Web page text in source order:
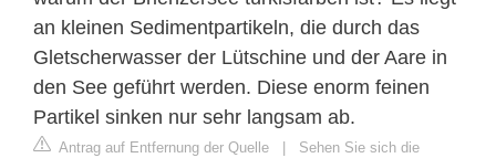
an kleinen Sedimentpartikeln, die durch das
Gletscherwasser der Lütschine und der Aare in
den See geführt werden. Diese enorm feinen
Partikel sinken nur sehr langsam ab.
Antrag auf Entfernung der Quelle
Sehen Sie sich die